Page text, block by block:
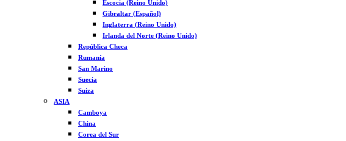
Escocia (Reino Unido)
Gibraltar (Español)
Inglaterra (Reino Unido)
Irlanda del Norte (Reino Unido)
República Checa
Rumanía
San Marino
Suecia
Suiza
ASIA
Camboya
China
Corea del Sur